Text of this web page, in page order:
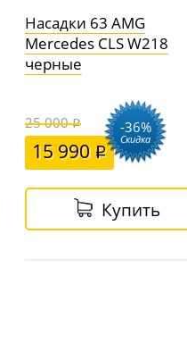
Насадки 63 AMG
Mercedes CLS W218
черные
25 000
15 990
-36%
Скидка
Купить